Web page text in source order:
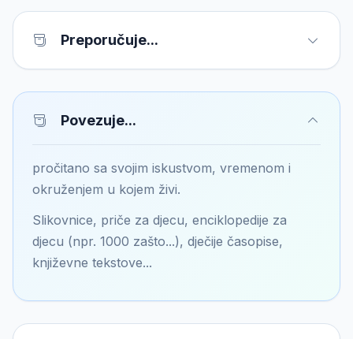
Preporučuje...
Povezuje...
pročitano sa svojim iskustvom, vremenom i
okruženjem u kojem živi.
Slikovnice, priče za djecu, enciklopedije za
djecu (npr. 1000 zašto...), dječije časopise,
književne tekstove...